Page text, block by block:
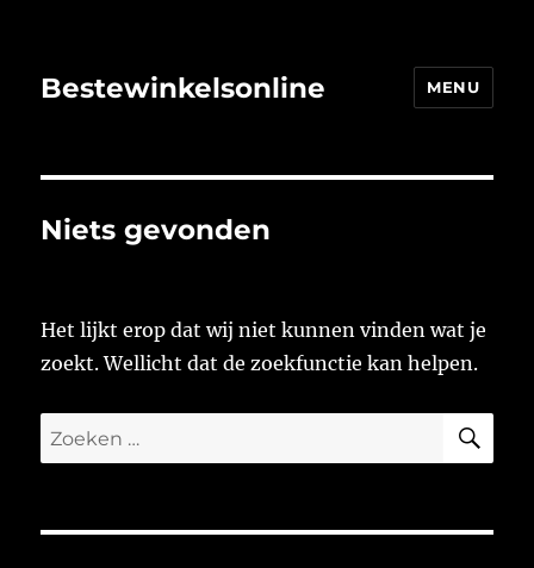
Bestewinkelsonline MENU
Niets gevonden
Het lijkt erop dat wij niet kunnen vinden wat je
zoekt. Wellicht dat de zoekfunctie kan helpen.
Zoeken
naar: